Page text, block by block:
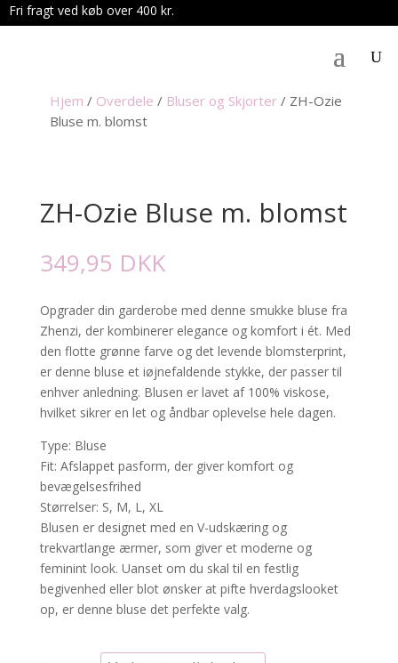
Fri fragt ved køb over 400 kr.
Hjem / Overdele / Bluser og Skjorter / ZH-Ozie
Bluse m. blomst
ZH-Ozie Bluse m. blomst
349,95 DKK
Opgrader din garderobe med denne smukke bluse fra
Zhenzi, der kombinerer elegance og komfort i ét. Med
den flotte grønne farve og det levende blomsterprint,
er denne bluse et iøjnefaldende stykke, der passer til
enhver anledning. Blusen er lavet af 100% viskose,
hvilket sikrer en let og åndbar oplevelse hele dagen.
Type: Bluse
Fit: Afslappet pasform, der giver komfort og
bevægelsesfrihed
Størrelser: S, M, L, XL
Blusen er designet med en V-udskæring og
trekvartlange ærmer, som giver et moderne og
feminint look. Uanset om du skal til en festlig
begivenhed eller blot ønsker at pifte hverdagslooket
op, er denne bluse det perfekte valg.